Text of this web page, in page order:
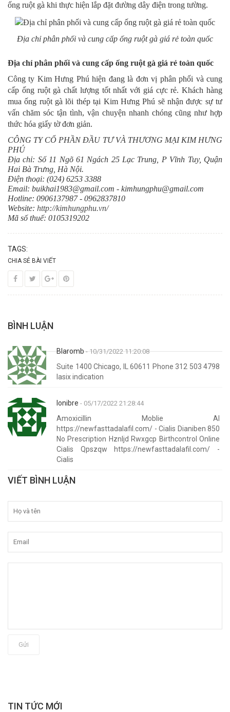
ống ruột gà khi thực hiện lắp đặt đường dây điện trong tường.
Địa chỉ phân phối và cung cấp ống ruột gà giá rẻ toàn quốc
Địa chỉ phân phối và cung cấp ống ruột gà giá rẻ toàn quốc
Công ty Kim Hưng Phú hiện đang là đơn vị phân phối và cung
cấp ống ruột gà chất lượng tốt nhất với giá cực rẻ. Khách hàng
mua ống ruột gà lõi thép tại Kim Hưng Phú sẽ nhận được sự tư
vấn chăm sóc tận tình, vận chuyện nhanh chóng cũng như hợp
thức hóa giấy tờ đơn giản.
CÔNG TY CỔ PHẦN ĐẦU TƯ VÀ THƯƠNG MẠI KIM HƯNG
PHÚ
Địa chỉ: Số 11 Ngõ 61 Ngách 25 Lạc Trung, P Vĩnh Tuy, Quận
Hai Bà Trưng, Hà Nội.
Điện thoại: (024) 6253 3388
Email: buikhai1983@gmail.com - kimhungphu@gmail.com
Hotline: 0906137987 - 0962837810
Website: http://kimhungphu.vn/
Mã số thuế: 0105319202
TAGS:
CHIA SẺ BÀI VIẾT
BÌNH LUẬN
Blaromb- 10/31/2022 11:20:08
Suite 1400 Chicago, IL 60611 Phone 312 503 4798
lasix indication
Ionibre - 05/17/2022 21:28:44
Amoxicillin Moblie Al
https://newfasttadalafil.com/ - Cialis Dianiben 850
No Prescription Hznljd Rwxgcp Birthcontrol Online
Cialis Qpszqw https://newfasttadalafil.com/ -
Cialis
VIẾT BÌNH LUẬN
Gửi
TIN TỨC MỚI